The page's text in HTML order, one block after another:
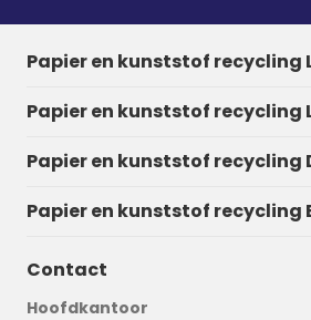
Papier en kunststof recycling
Papier en kunststof recycling
Papier en kunststof recycling
Papier en kunststof recycling
Contact
Hoofdkantoor